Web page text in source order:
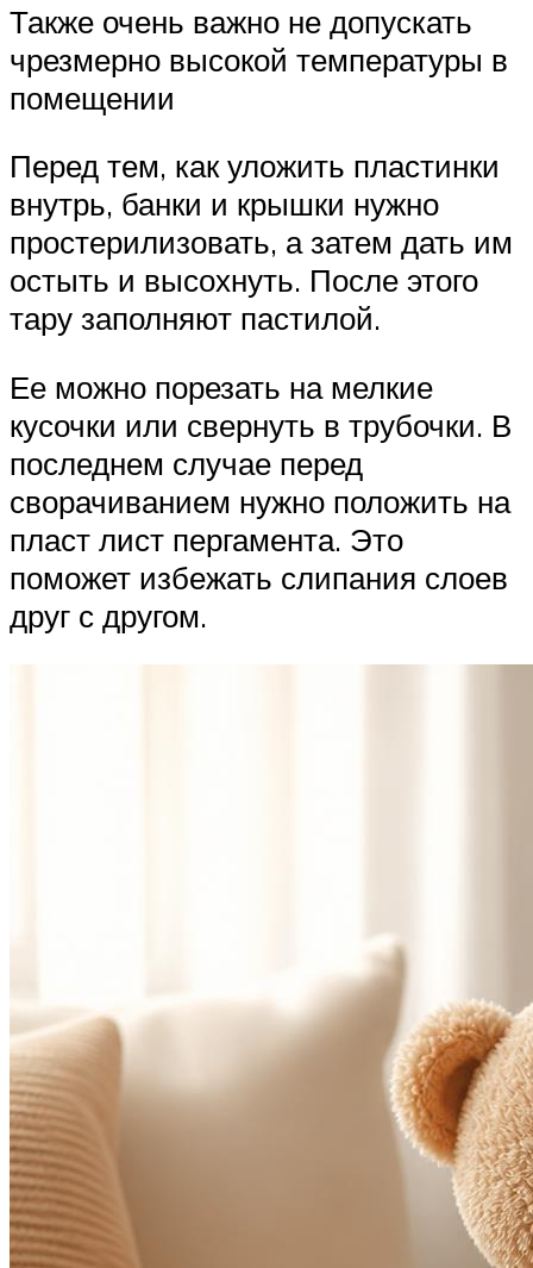
Также очень важно не допускать
чрезмерно высокой температуры в
помещении
Перед тем, как уложить пластинки
внутрь, банки и крышки нужно
простерилизовать, а затем дать им
остыть и высохнуть. После этого
тару заполняют пастилой.
Ее можно порезать на мелкие
кусочки или свернуть в трубочки. В
последнем случае перед
сворачиванием нужно положить на
пласт лист пергамента. Это
поможет избежать слипания слоев
друг с другом.